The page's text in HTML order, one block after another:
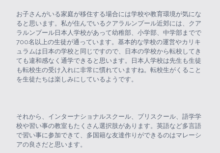
お子さんがいる家庭が移住する場合には学校や教育環境が気にな
ると思います。私が住んでいるクアラルンプール近郊には、クア
ラルンプール日本人学校があって幼稚部、小学部、中学部までで
700名以上の生徒が通っています。基本的な学校の運営やカリキ
ュラムは日本の学校と同じですので、日本の学校から転校してき
ても違和感なく通学できると思います。日本人学校は先生も生徒
も転校生の受け入れに非常に慣れていますね。転校生がくること
を生徒たちは楽しみにしているようです。
それから、インターナショナルスクール、プリスクール、語学学
校や習い事の教室もたくさん選択肢があります。英語など多言語
で習い事に参加できて、多国籍な友達作りができるのはマレーシ
アの良さだと思います。